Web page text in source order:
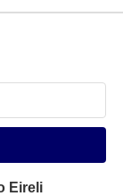
Eireli